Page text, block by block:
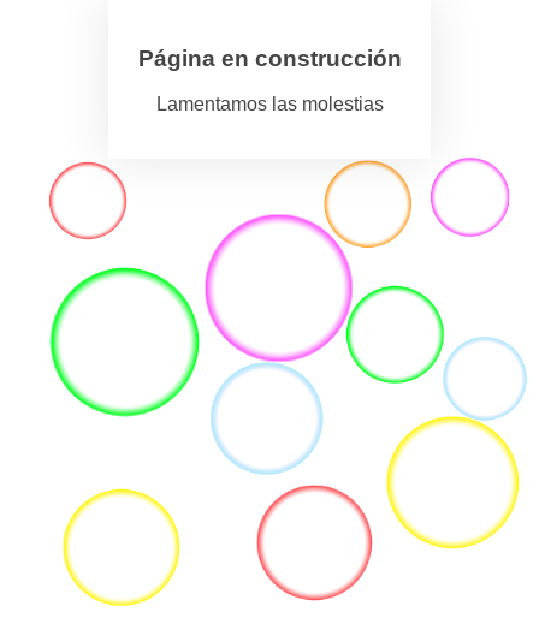
Página en construcción
Lamentamos las molestias